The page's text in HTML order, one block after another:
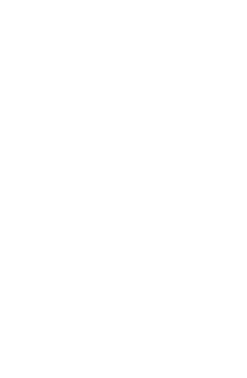
vďaka roztomilosti týchto
klanov, ktorí sa živia
ženy smú pripravovať pri